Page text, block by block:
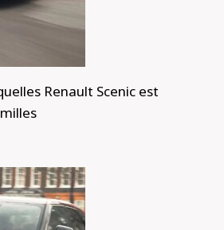
Renault Scenic est